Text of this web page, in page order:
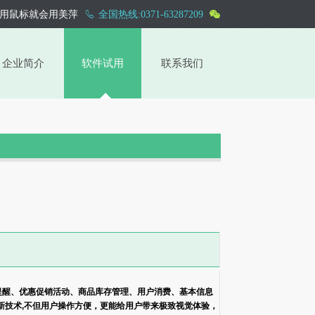
鼠标就会用美萍 全国热线:0371-63287209
企业简介 软件试用 联系我们
、优惠促销活动、商品库存管理、用户消费、基本信息
术,不但用户操作方便，更能给用户带来极致视觉体验，